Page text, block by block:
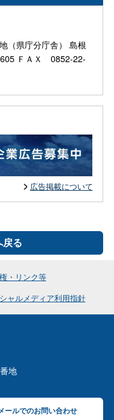
（県庁分庁舎） 島根
ＦＡＸ 0852-22-
広告掲載について
る
・リンク等
ャルメディア利用指針
地
ールでのお問い合わせ